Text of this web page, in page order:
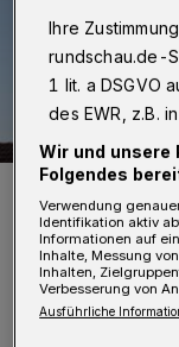
Symbolfoto.
Foto: Wuppertaler
Ihre
rundschau.de-
1 lit. a DSGVO
des EWR, z.B.
Wir und unsere
Folgendes
Verwendung
Identifikation aktiv
Informationen auf
Inhalte, Messung
Inhalten,
Verbesserung von
Ausführliche